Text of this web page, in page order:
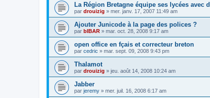
La Région Bretagne équipe ses lycées avec
par drouizig » mer. janv. 17, 2007 11:49 am
Ajouter Junicode à la page des polices ?
par bIBAR » mar. oct. 28, 2008 9:17 am
open office en fçais et correcteur breton
par cedric » mar. sept. 09, 2008 9:43 pm
Thalamot
par drouizig » jeu. août 14, 2008 10:24 am
Jabber
par jeremy » mer. juil. 16, 2008 6:17 am